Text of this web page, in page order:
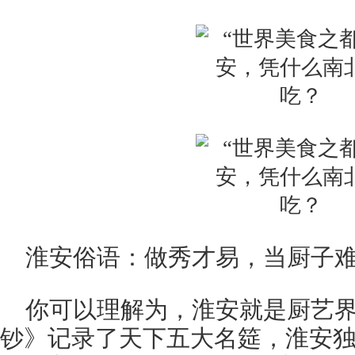
淮安俗语：做秀才易，当厨子
你可以理解为，淮安就是厨艺
钞》记录了天下五大名筵，淮安